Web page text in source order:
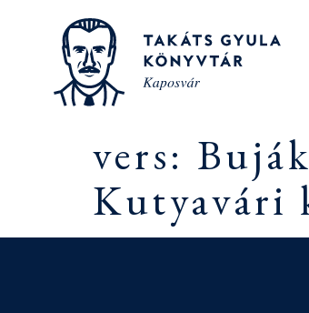
vers:
Kutyavári